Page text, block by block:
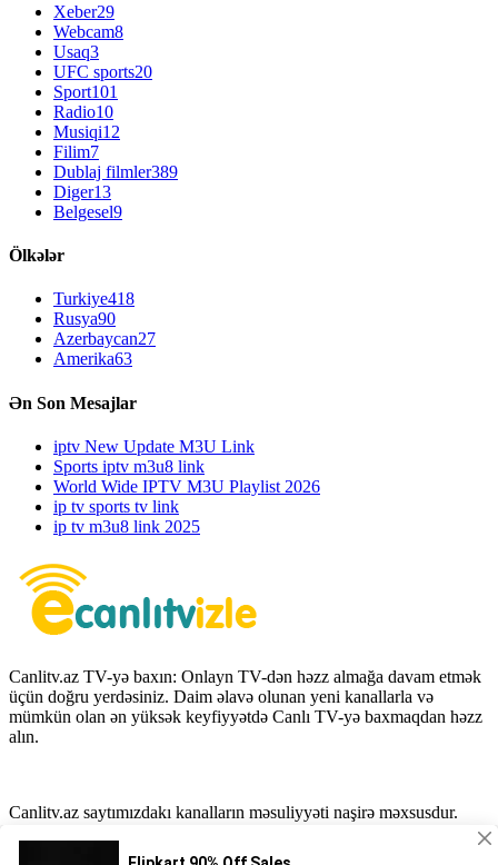
Xeber29
Webcam8
Usaq3
UFC sports20
Sport101
Radio10
Musiqi12
Filim7
Dublaj filmler389
Diger13
Belgesel9
Ölkələr
Turkiye418
Rusya90
Azerbaycan27
Amerika63
Ən Son Mesajlar
iptv New Update M3U Link
Sports iptv m3u8 link
World Wide IPTV M3U Playlist 2026
ip tv sports tv link
ip tv m3u8 link 2025
Canlitv.az TV-yə baxın: Onlayn TV-dən həzz almağa davam etmək
üçün doğru yerdəsiniz. Daim əlavə olunan yeni kanallarla və
mümkün olan ən yüksək keyfiyyətdə Canlı TV-yə baxmaqdan həzz
alın.
Canlitv.az saytımızdakı kanalların məsuliyyəti naşirə məxsusdur.
veriləcək və tələb olunan nəşr silinəcək. Əlaqə bölməsi vasitəsilə